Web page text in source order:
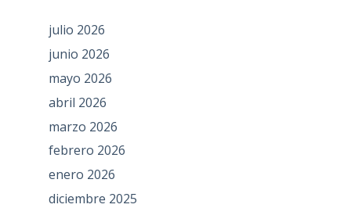
julio 2026
junio 2026
mayo 2026
abril 2026
marzo 2026
febrero 2026
enero 2026
diciembre 2025